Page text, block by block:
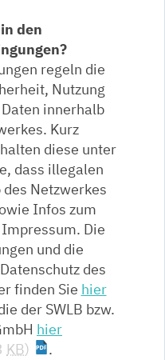
den
regeln die
Nutzung
innerhalb
Kurz
diese unter
dass illegalen
Netzwerkes
Infos zum
Die
und die
des
finden Sie hier
der SWLB bzw.
hier
KB) .